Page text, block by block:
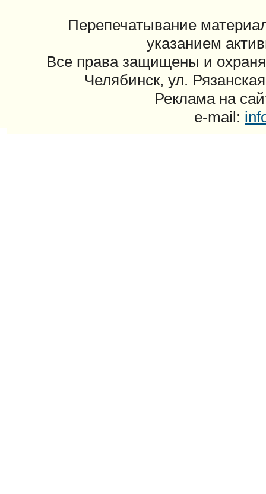
Перепечатывание
указанием
Все права защищены и
Челябинск, ул.
Реклама на
e-mail: